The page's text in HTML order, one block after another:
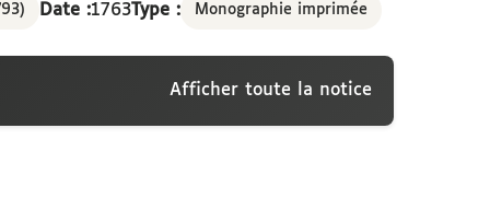
Paris. Du 12
Date :1763Type : Monographie imprimée
Afficher toute la notice